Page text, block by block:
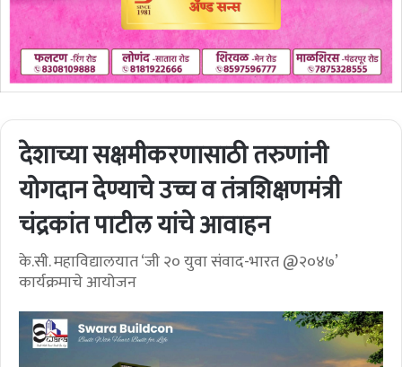
देशाच्या सक्षमीकरणासाठी तरुणांनी
योगदान देण्याचे उच्च व तंत्रशिक्षणमंत्री
चंद्रकांत पाटील यांचे आवाहन
के.सी. महाविद्यालयात ‘जी २० युवा संवाद-भारत @२०४७’
कार्यक्रमाचे आयोजन